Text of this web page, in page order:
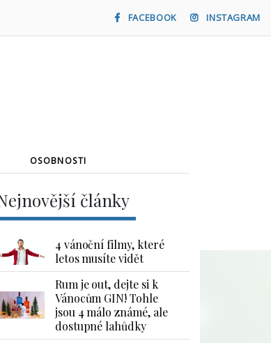
FACEBOOK INSTAGRAM
OSOBNOSTI
články
4 vánoční filmy, které
letos musíte vidět
Rum je out, dejte si k
Vánocům GIN! Tohle
jsou 4 málo známé, ale
dostupné lahůdky